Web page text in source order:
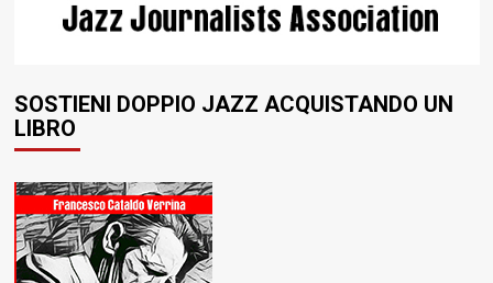
SOSTIENI DOPPIO JAZZ ACQUISTANDO UN
LIBRO